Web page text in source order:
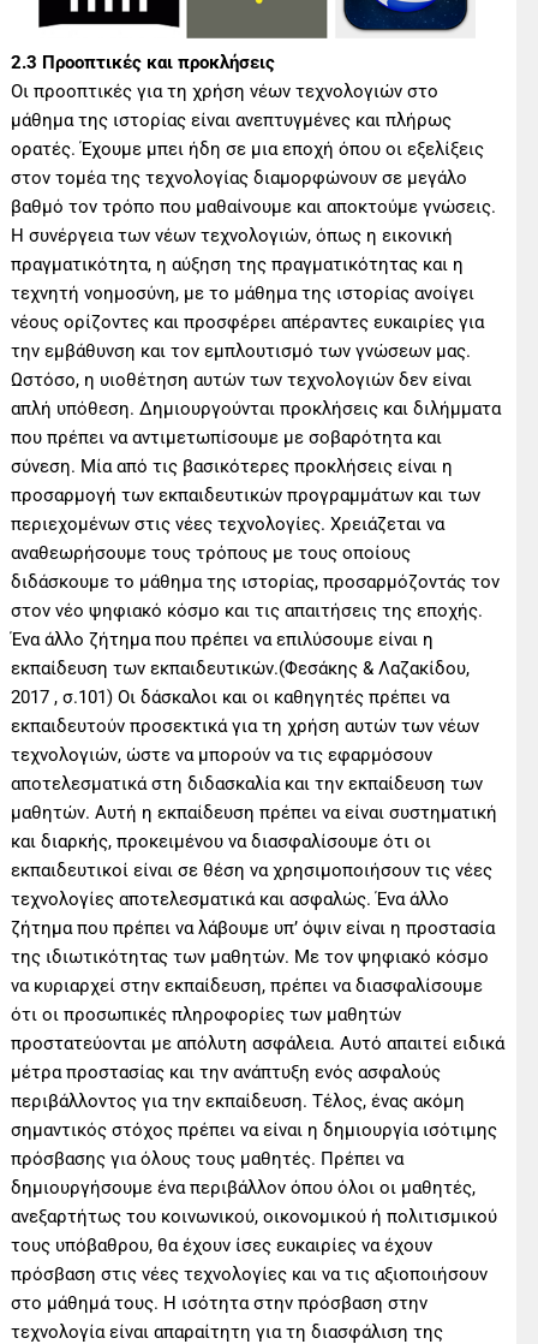
2.3 Προοπτικές και προκλήσεις
Οι προοπτικές για τη χρήση νέων τεχνολογιών στο
μάθημα της ιστορίας είναι ανεπτυγμένες και πλήρως
ορατές. Έχουμε μπει ήδη σε μια εποχή όπου οι εξελίξεις
στον τομέα της τεχνολογίας διαμορφώνουν σε μεγάλο
βαθμό τον τρόπο που μαθαίνουμε και αποκτούμε γνώσεις.
Η συνέργεια των νέων τεχνολογιών, όπως η εικονική
πραγματικότητα, η αύξηση της πραγματικότητας και η
τεχνητή νοημοσύνη, με το μάθημα της ιστορίας ανοίγει
νέους ορίζοντες και προσφέρει απέραντες ευκαιρίες για
την εμβάθυνση και τον εμπλουτισμό των γνώσεων μας.
Ωστόσο, η υιοθέτηση αυτών των τεχνολογιών δεν είναι
απλή υπόθεση. Δημιουργούνται προκλήσεις και διλήμματα
που πρέπει να αντιμετωπίσουμε με σοβαρότητα και
σύνεση. Μία από τις βασικότερες προκλήσεις είναι η
προσαρμογή των εκπαιδευτικών προγραμμάτων και των
περιεχομένων στις νέες τεχνολογίες. Χρειάζεται να
αναθεωρήσουμε τους τρόπους με τους οποίους
διδάσκουμε το μάθημα της ιστορίας, προσαρμόζοντάς τον
στον νέο ψηφιακό κόσμο και τις απαιτήσεις της εποχής.
Ένα άλλο ζήτημα που πρέπει να επιλύσουμε είναι η
εκπαίδευση των εκπαιδευτικών.(Φεσάκης & Λαζακίδου,
2017 , σ.101) Οι δάσκαλοι και οι καθηγητές πρέπει να
εκπαιδευτούν προσεκτικά για τη χρήση αυτών των νέων
τεχνολογιών, ώστε να μπορούν να τις εφαρμόσουν
αποτελεσματικά στη διδασκαλία και την εκπαίδευση των
μαθητών. Αυτή η εκπαίδευση πρέπει να είναι συστηματική
και διαρκής, προκειμένου να διασφαλίσουμε ότι οι
εκπαιδευτικοί είναι σε θέση να χρησιμοποιήσουν τις νέες
τεχνολογίες αποτελεσματικά και ασφαλώς. Ένα άλλο
ζήτημα που πρέπει να λάβουμε υπ’ όψιν είναι η προστασία
της ιδιωτικότητας των μαθητών. Με τον ψηφιακό κόσμο
να κυριαρχεί στην εκπαίδευση, πρέπει να διασφαλίσουμε
ότι οι προσωπικές πληροφορίες των μαθητών
προστατεύονται με απόλυτη ασφάλεια. Αυτό απαιτεί ειδικά
μέτρα προστασίας και την ανάπτυξη ενός ασφαλούς
περιβάλλοντος για την εκπαίδευση. Τέλος, ένας ακόμη
σημαντικός στόχος πρέπει να είναι η δημιουργία ισότιμης
πρόσβασης για όλους τους μαθητές. Πρέπει να
δημιουργήσουμε ένα περιβάλλον όπου όλοι οι μαθητές,
ανεξαρτήτως του κοινωνικού, οικονομικού ή πολιτισμικού
τους υπόβαθρου, θα έχουν ίσες ευκαιρίες να έχουν
πρόσβαση στις νέες τεχνολογίες και να τις αξιοποιήσουν
στο μάθημά τους. Η ισότητα στην πρόσβαση στην
τεχνολογία είναι απαραίτητη για τη διασφάλιση της